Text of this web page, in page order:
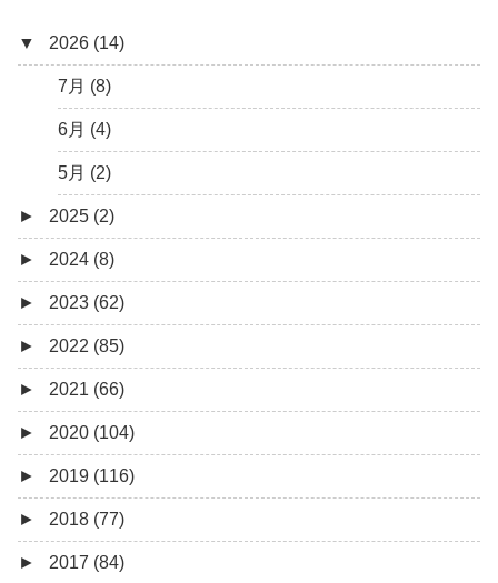
▼ 2026 (14)
7月 (8)
6月 (4)
5月 (2)
► 2025 (2)
12月 (1)
6月 (1)
► 2024 (8)
8月 (1)
7月 (1)
5月 (2)
4月 (3)
3月 (1)
► 2023 (62)
9月 (1)
8月 (1)
7月 (8)
6月 (5)
5月 (7)
4月 (9)
► 2022 (85)
12月 (3)
10月 (1)
9月 (4)
8月 (5)
7月 (5)
► 2021 (66)
12月 (4)
11月 (8)
10月 (1)
8月 (2)
► 2020 (104)
12月 (7)
11月 (10)
10月 (8)
► 2019 (116)
12月 (9)
11月 (11)
► 2018 (77)
12月 (6)
► 2017 (84)